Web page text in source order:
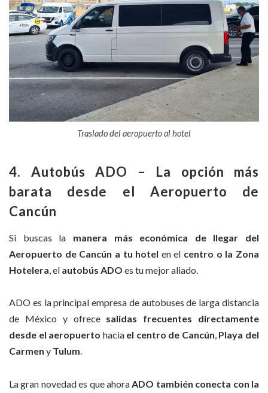
Traslado del aeropuerto al hotel
4. Autobús ADO – La opción más
barata desde el Aeropuerto de
Cancún
Si buscas la manera más económica de llegar del
Aeropuerto de Cancún a tu hotel en el centro o la Zona
Hotelera, el autobús ADO es tu mejor aliado.
ADO es la principal empresa de autobuses de larga distancia
de México y ofrece salidas frecuentes directamente
desde el aeropuerto hacia el centro de Cancún, Playa del
Carmen y Tulum.
La gran novedad es que ahoraADO también conecta con la